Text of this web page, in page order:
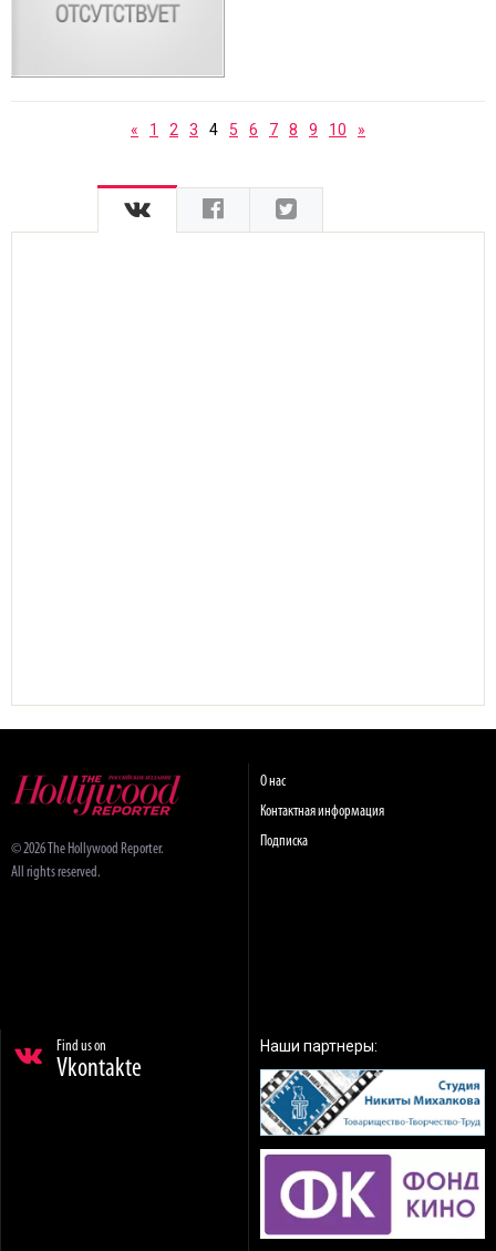
« 1 2 3 4 5 6 7 8 9 10 »
© 2026 The Hollywood Reporter.
All rights reserved.
О нас
Контактная информация
Подписка
Find us on
Vkontakte
Наши партнеры: